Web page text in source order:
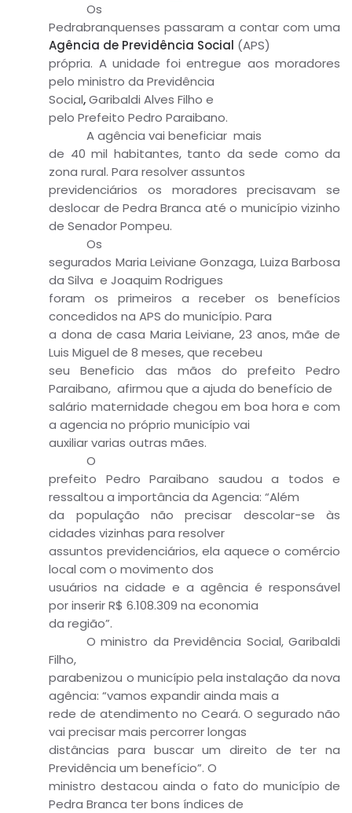
Os
Pedrabranquenses passaram a contar com uma
Agência de Previdência Social (APS)
própria. A unidade foi entregue aos moradores
pelo ministro da Previdência
Social,Garibaldi Alves Filho e
pelo Prefeito Pedro Paraibano.
A agência vai beneficiar mais
de 40 mil habitantes, tanto da sede como da
zona rural. Para resolver assuntos
previdenciários os moradores precisavam se
deslocar de Pedra Branca até o município vizinho
de Senador Pompeu.
Os
segurados Maria Leiviane Gonzaga, Luiza Barbosa
da Silva e Joaquim Rodrigues
foram os primeiros a receber os benefícios
concedidos na APS do município. Para
a dona de casa Maria Leiviane, 23 anos, mãe de
Luis Miguel de 8 meses, que recebeu
seu Beneficio das mãos do prefeito Pedro
Paraibano, afirmou que a ajuda do benefício de
salário maternidade chegou em boa hora e com
a agencia no próprio município vai
auxiliar varias outras mães.
O
prefeito Pedro Paraibano saudou a todos e
ressaltou a importância da Agencia: “Além
da população não precisar descolar-se às
cidades vizinhas para resolver
assuntos previdenciários, ela aquece o comércio
local com o movimento dos
usuários na cidade e a agência é responsável
por inserir R$ 6.108.309 na economia
da região”.
O ministro da Previdência Social, Garibaldi
Filho,
parabenizou o município pela instalação da nova
agência: “vamos expandir ainda mais a
rede de atendimento no Ceará. O segurado não
vai precisar mais percorrer longas
distâncias para buscar um direito de ter na
Previdência um benefício”. O
ministro destacou ainda o fato do município de
Pedra Branca ter bons índices de